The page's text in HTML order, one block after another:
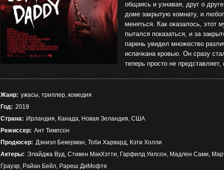
общаясь и узнавая, друг о
доме закрытую комнату, и
меняться. Как оказалось, этот
пытался показаться, и за
парень увидел множество
испачкана кровью. Он сразу
теперь просто не
Жанр: ужасы, триллер, комедия
Год: 2019
Страна: Ирландия, Канада, Новая Зеландия, США
Режиссер: Ант Тимпсон
Продюсер: Дэниэл Бекерман, Тоби Харвард, Кэти Холли
Актеры: Элайджа Вуд, Стивен МакХэтти, Гарфилд Уилсон, Мадлен Сами,
Грауэр, Райан Бейл, Рареш ДиМофте